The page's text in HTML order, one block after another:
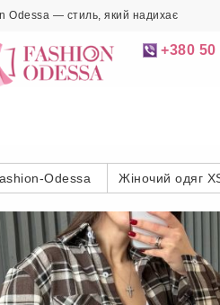
Odessa — стиль, який надихає
+380 50
Odessa Жіночий одяг